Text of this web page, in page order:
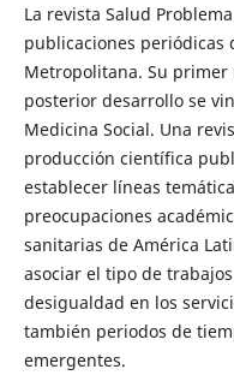
La revista Salud
publicaciones periódicas
Metropolitana. Su primer
posterior desarrollo se
Medicina Social. Una
producción científica
establecer líneas
preocupaciones
sanitarias de América
asociar el tipo de
desigualdad en los
también periodos de
emergentes.